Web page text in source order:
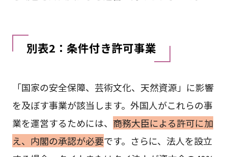
別表2：条件付き許可事業
「国家の安全保障、芸術文化、天然資源」に影響
を及ぼす事業が該当します。外国人がこれらの事
業を運営するためには、 商務大臣による許可に加
え、内閣の承認が必要です。さらに、法人を設立